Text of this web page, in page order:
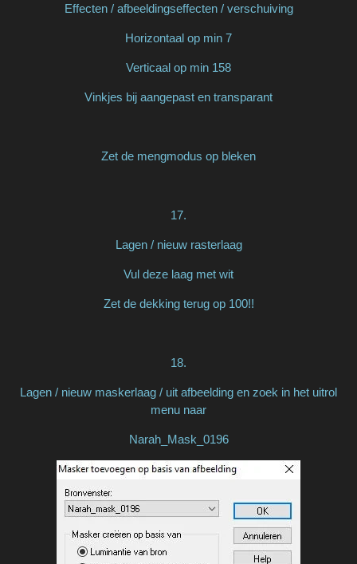
Effecten / afbeeldingseffecten / verschuiving
Horizontaal op min 7
Verticaal op min 158
Vinkjes bij aangepast en transparant
Zet de mengmodus op bleken
17.
Lagen / nieuw rasterlaag
Vul deze laag met wit
Zet de dekking terug op 100!!
18.
Lagen / nieuw maskerlaag / uit afbeelding en zoek in het uitrol
menu naar
Narah_Mask_0196